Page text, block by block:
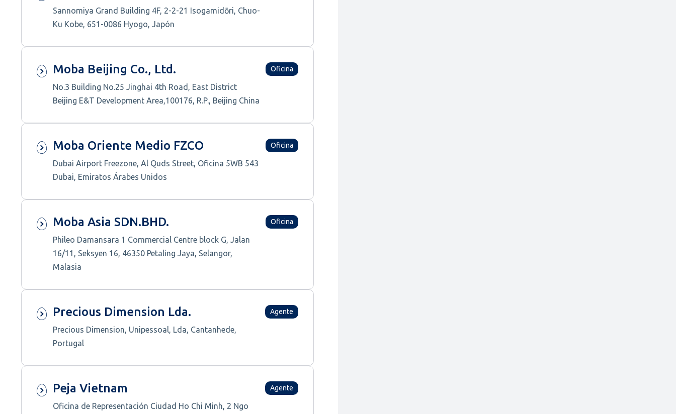
Sannomiya Grand Building 4F, 2-2-21 Isogamidōri, Chuo-
Ku Kobe, 651-0086 Hyogo, Japón
Moba Beijing Co., Ltd.
No.3 Building No.25 Jinghai 4th Road, East District
Beijing E&T Development Area,100176, R.P., Beijing China
Oficina
Moba Oriente Medio FZCO
Dubai Airport Freezone, Al Quds Street, Oficina 5WB 543
Dubai, Emiratos Árabes Unidos
Oficina
Moba Asia SDN.BHD.
Phileo Damansara 1 Commercial Centre block G, Jalan
16/11, Seksyen 16, 46350 Petaling Jaya, Selangor,
Malasia
Oficina
Precious Dimension Lda.
Precious Dimension, Unipessoal, Lda, Cantanhede,
Portugal
Agente
Peja Vietnam
Oficina de Representación Ciudad Ho Chi Minh, 2 Ngo
Agente